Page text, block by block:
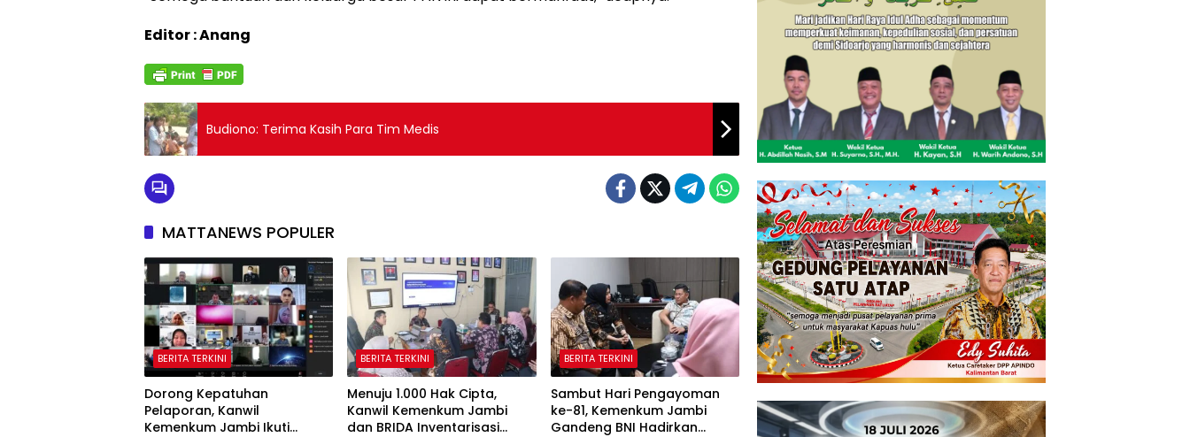
Editor : Anang
Budiono: Terima Kasih Para Tim Medis
MATTANEWS POPULER
BERITA TERKINI
Dorong Kepatuhan
Pelaporan, Kanwil
Kemenkum Jambi Ikuti
BERITA TERKINI
Menuju 1.000 Hak Cipta,
Kanwil Kemenkum Jambi
dan BRIDA Inventarisasi
BERITA TERKINI
Sambut Hari Pengayoman
ke-81, Kemenkum Jambi
Gandeng BNI Hadirkan